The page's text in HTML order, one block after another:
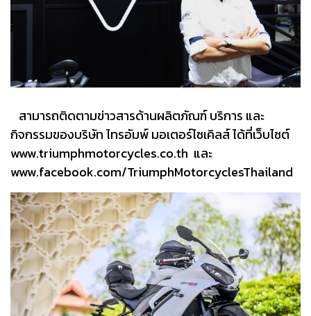
สามารถติดตามข่าวสารด้านผลิตภัณฑ์ บริการ และ
กิจกรรมของบริษัท ไทรอัมพ์ มอเตอร์ไซเคิลส์ ได้ที่เว็บไซต์
www.triumphmotorcycles.co.th และ
www.facebook.com/TriumphMotorcyclesThailand